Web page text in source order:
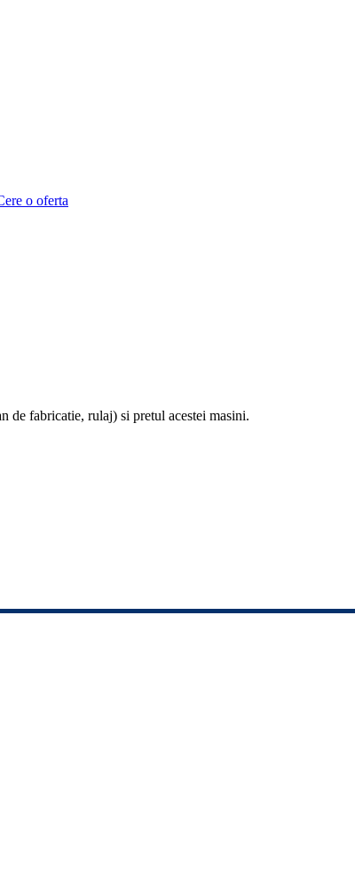
o oferta
de fabricatie, rulaj) si pretul acestei masini.